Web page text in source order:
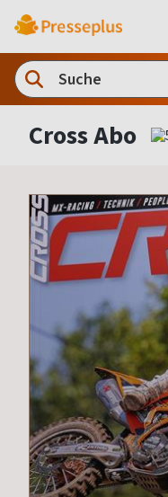
Cross Abo